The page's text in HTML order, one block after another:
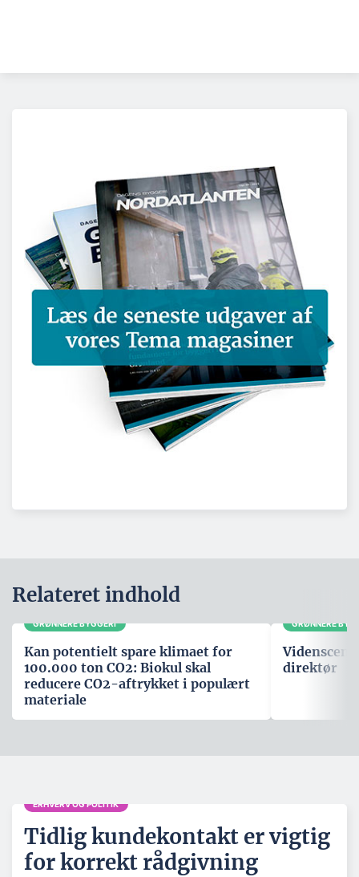
Relateret indhold
GRØNNERE BYGGERI
Kan potentielt spare klimaet for
100.000 ton CO2: Biokul skal
reducere CO2-aftrykket i populært
materiale
GRØNNERE
direktør
ERHVERV OG POLITIK
Tidlig kundekontakt er vigtig
for korrekt rådgivning